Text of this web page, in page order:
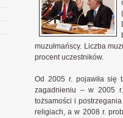
muzułmańscy. Liczba
procent uczestników.
Od 2005 r. pojawiła się
zagadnieniu – w 2005
tożsamości i
religiach, a w 2008 r.